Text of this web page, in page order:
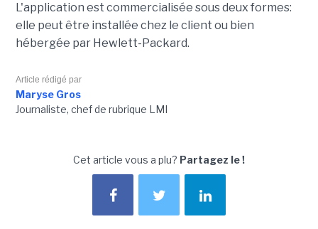
L'application est commercialisée sous deux formes:
elle peut être installée chez le client ou bien
hébergée par Hewlett-Packard.
Article rédigé par
Maryse Gros
Journaliste, chef de rubrique LMI
Cet article vous a plu? Partagez le !